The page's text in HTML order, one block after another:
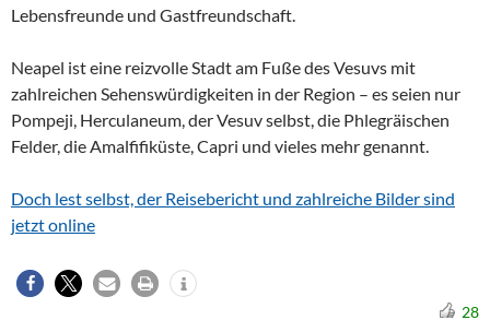
Lebensfreunde und Gastfreundschaft.
Neapel ist eine reizvolle Stadt am Fuße des Vesuvs mit
zahlreichen Sehenswürdigkeiten in der Region – es seien nur
Pompeji, Herculaneum, der Vesuv selbst, die Phlegräischen
Felder, die Amalfifiküste, Capri und vieles mehr genannt.
Doch lest selbst, der Reisebericht und zahlreiche Bilder sind
jetzt online
28